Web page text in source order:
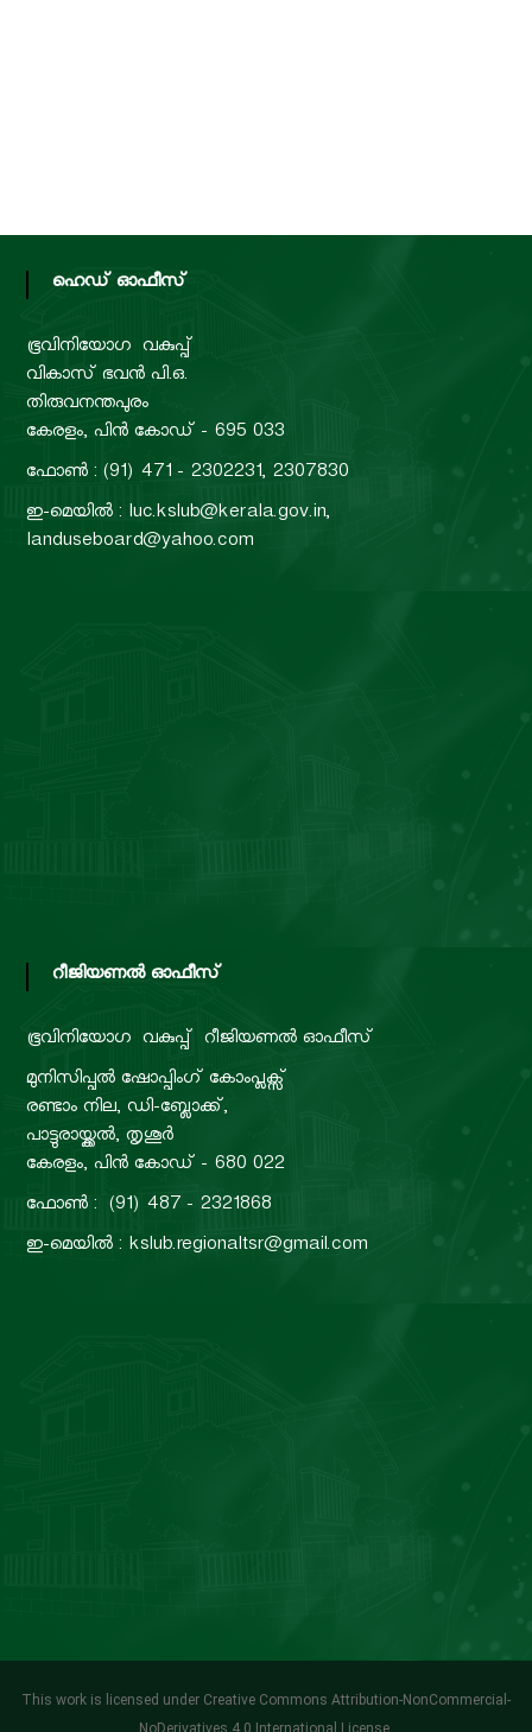
ഹെഡ് ഓഫീസ്
ഭൂവിനിയോഗ വകുപ്പ്
വികാസ് ഭവൻ പി.ഒ.
തിരുവനന്തപുരം
കേരളം, പിൻ കോഡ് - 695 033
ഫോൺ : (91) 471 - 2302231, 2307830
ഇ-മെയിൽ : luc.kslub@kerala.gov.in,
landuseboard@yahoo.com
റീജിയണൽ ഓഫീസ്
ഭൂവിനിയോഗ വകുപ്പ് റീജിയണൽ ഓഫീസ്
മുനിസിപ്പൽ ഷോപ്പിംഗ് കോംപ്ലക്സ്
രണ്ടാം നില, ഡി-ബ്ലോക്ക്,
പാട്ടുരായ്ക്കൽ, തൃശൂർ
കേരളം, പിൻ കോഡ് - 680 022
ഫോൺ : (91) 487 - 2321868
ഇ-മെയിൽ : kslub.regionaltsr@gmail.com
This work is licensed under Creative Commons Attribution-NonCommercial-
NoDerivatives 4.0 International License.